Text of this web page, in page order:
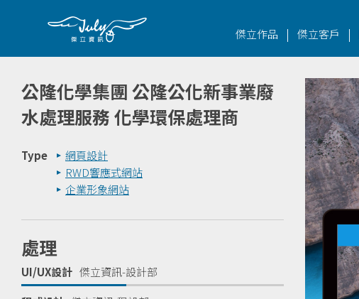
傑立作品 | 傑立客戶 |
公隆化學集團 公隆公化新事業廢
水處理服務 化學環保處理商
Type
網頁設計
RWD響應式網站
企業形象網站
處理
UI/UX設計 傑立資訊-設計部